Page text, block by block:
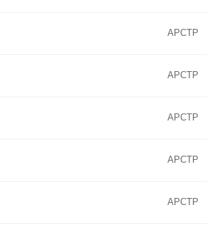
APCTP
APCTP
APCTP
APCTP
APCTP